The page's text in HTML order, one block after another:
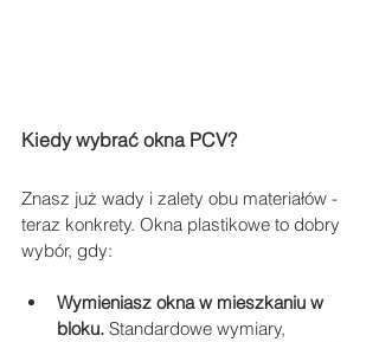
Kiedy wybrać okna PCV?
Znasz już wady i zalety obu materiałów -
teraz konkrety. Okna plastikowe to dobry
wybór, gdy:
Wymieniasz okna w mieszkaniu w
bloku. Standardowe wymiary,